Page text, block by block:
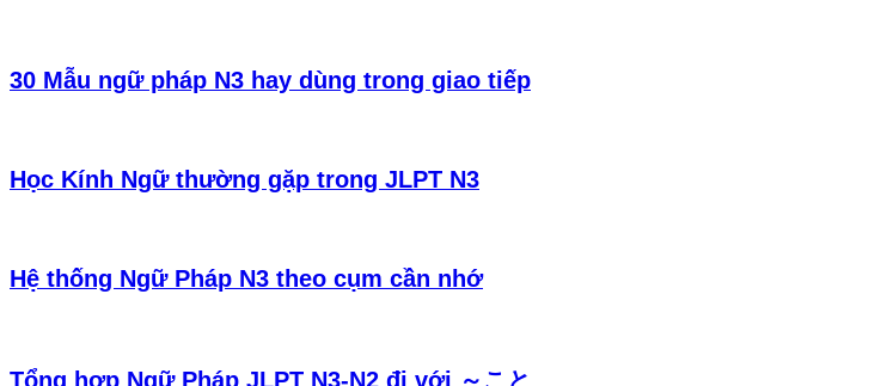
30 Mẫu ngữ pháp N3 hay dùng trong giao tiếp
Học Kính Ngữ thường gặp trong JLPT N3
Hệ thống Ngữ Pháp N3 theo cụm cần nhớ
Tổng hợp Ngữ Pháp JLPT N3-N2 đi với ～こと